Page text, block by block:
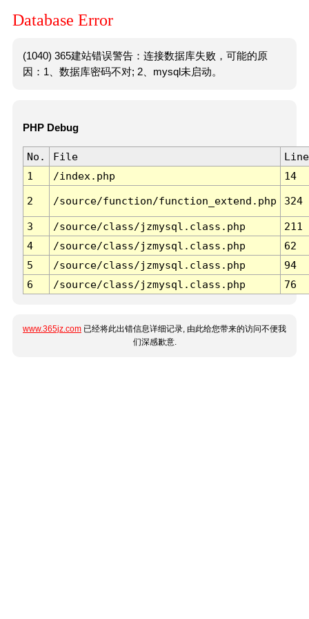
Database Error
(1040) 365建站错误警告：连接数据库失败，可能的原
因：1、数据库密码不对; 2、mysql未启动。
PHP Debug
No. File
Line
1
/index.php 14
2 /source/function/function_extend.php 324
3 /source/class/jzmysql.class.php
211
4
/source/class/jzmysql.class.php
62
5
/source/class/jzmysql.class.php
94
6
/source/class/jzmysql.class.php 76
www.365jz.com 已经将此出错信息详细记录, 由此给您带来的访问不便我
们深感歉意.